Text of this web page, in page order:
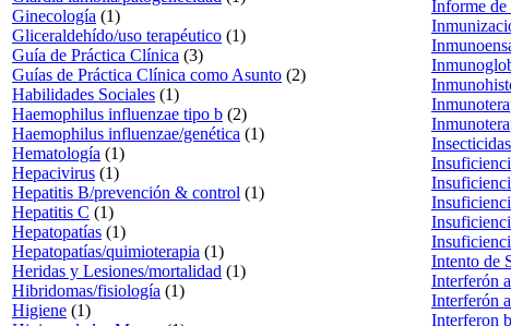
Ginecología (1)
Gliceraldehído/uso terapéutico (1)
Guía de Práctica Clínica (3)
Guías de Práctica Clínica como Asunto (2)
Habilidades Sociales (1)
Haemophilus influenzae tipo b (2)
Haemophilus influenzae/genética (1)
Hematología (1)
Hepacivirus (1)
Hepatitis B/prevención & control (1)
Hepatitis C (1)
Hepatopatías (1)
Hepatopatías/quimioterapia (1)
Heridas y Lesiones/mortalidad (1)
Hibridomas/fisiología (1)
Higiene (1)
Informe de
Intento de
Interferón
Interferón
Interferon